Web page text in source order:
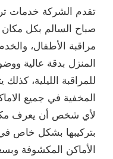
تقدم الشركة خدمات
صباح السالم بكل
مراقبة الأطفال،
المنزل بدقة عالية
للمراقبة الليلية،
المخفية في جميع
لأي شخص أن يعرف
بتركيبها بشكل خاص في
الأماكن المكشوفة